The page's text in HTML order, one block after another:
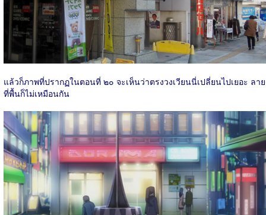
แล้วก็ภาพที่ปรากฏในตอนที่ ๒๐ จะเห็นว่าตรงวงเวียนนี่เปลี่ยนไปเยอะ ลาย
ที่พื้นก็ไม่เหมือนกัน